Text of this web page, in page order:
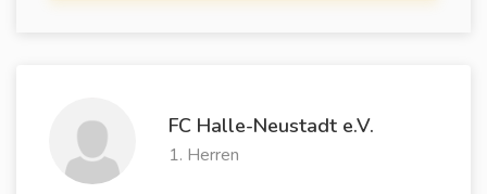
FC Halle-Neustadt e.V.
1. Herren